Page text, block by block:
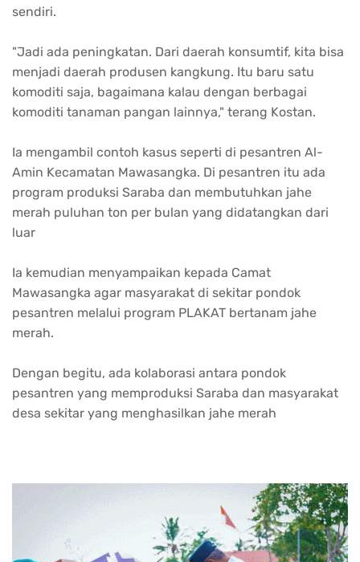
sendiri.
"Jadi ada peningkatan. Dari daerah konsumtif, kita bisa
menjadi daerah produsen kangkung. Itu baru satu
komoditi saja, bagaimana kalau dengan berbagai
komoditi tanaman pangan lainnya," terang Kostan.
Ia mengambil contoh kasus seperti di pesantren Al-
Amin Kecamatan Mawasangka. Di pesantren itu ada
program produksi Saraba dan membutuhkan jahe
merah puluhan ton per bulan yang didatangkan dari
luar
Ia kemudian menyampaikan kepada Camat
Mawasangka agar masyarakat di sekitar pondok
pesantren melalui program PLAKAT bertanam jahe
merah.
Dengan begitu, ada kolaborasi antara pondok
pesantren yang memproduksi Saraba dan masyarakat
desa sekitar yang menghasilkan jahe merah